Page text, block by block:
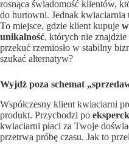
rosnąca świadomość klientów,
do hurtowni. Jednak kwiaciarnia
To miejsce, gdzie klient kupuje
unikalność, których nie
przekuć rzemiosło w stabilny
szukać alternatyw?
Wyjdź poza schemat
Współczesny klient kwiaciarni
produkt. Przychodzi po
kwiaciarni płaci za Twoje
przetrwa próbę czasu. Jak to